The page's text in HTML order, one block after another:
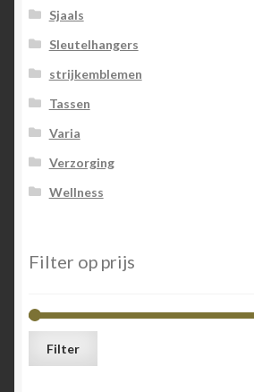
Sjaals
Sleutelhangers
strijkemblemen
Tassen
Varia
Verzorging
Wellness
Filter op prijs
Filter